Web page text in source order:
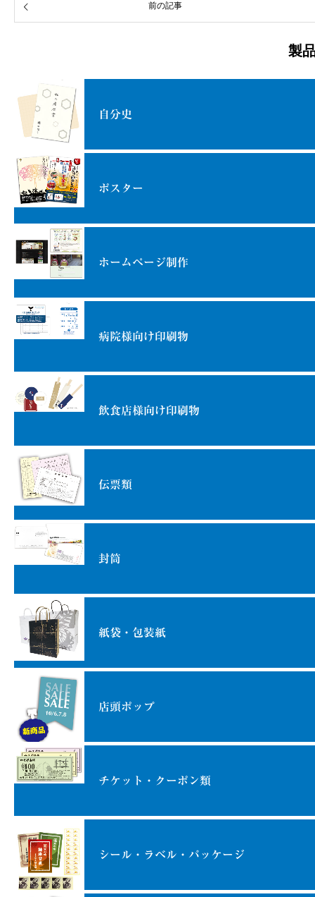
前の記事
製
自分史
ポスター
ホームページ制作
病院様向け印刷物
飲食店様向け印刷物
伝票類
封筒
紙袋・包装紙
店頭ポップ
チケット・クーポン類
シール・ラベル・パッケージ